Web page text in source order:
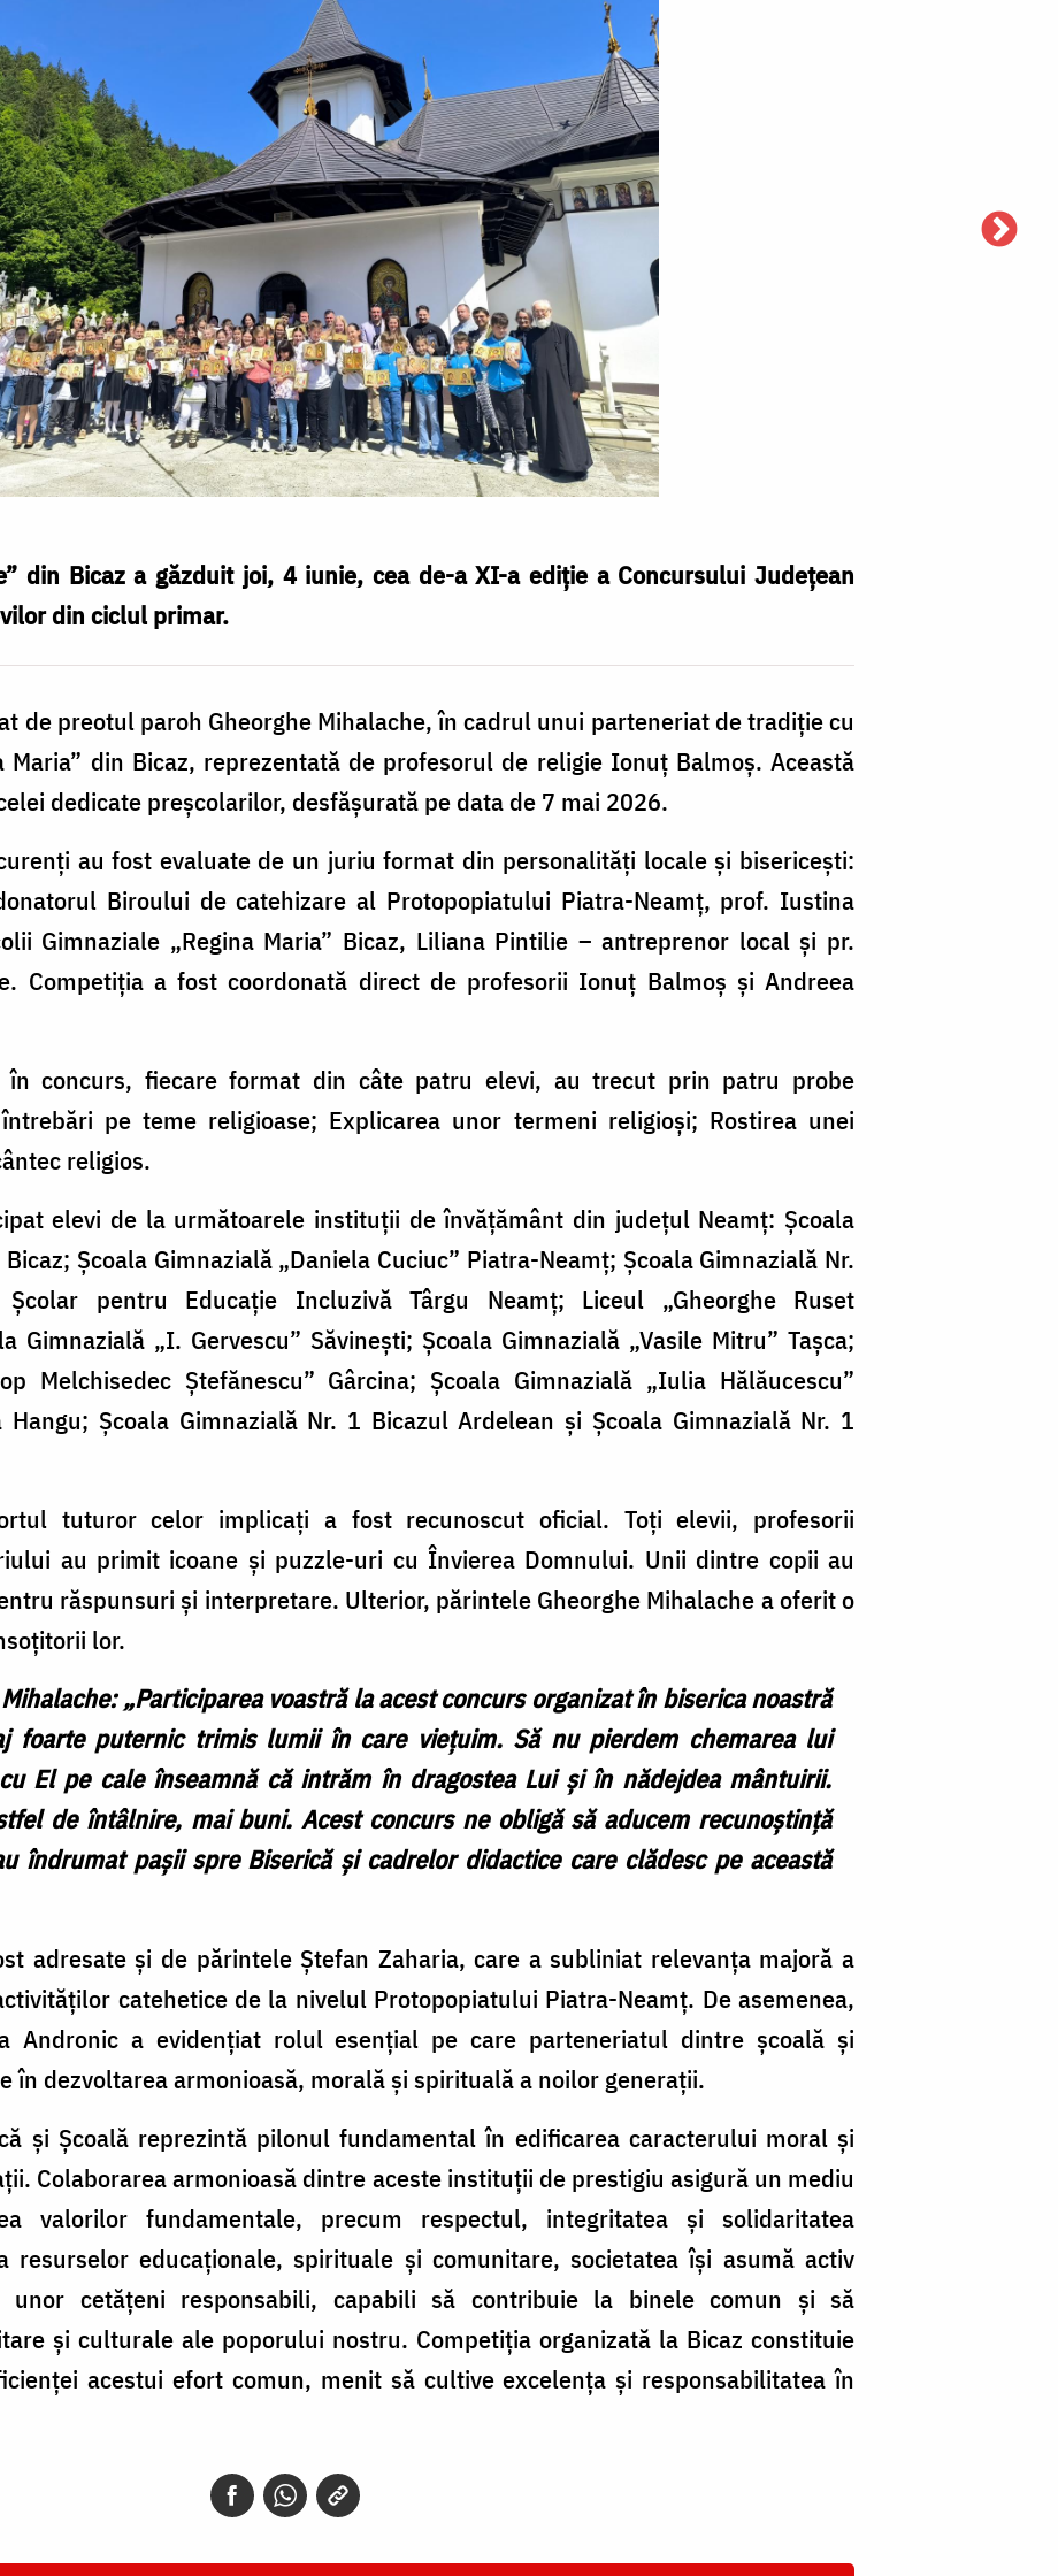
din Bicaz a găzduit joi, 4 iunie, cea de-a XI-a ediție a Concursului Județean
din ciclul primar.
de preotul paroh Gheorghe Mihalache, în cadrul unui parteneriat de tradiție cu
Maria” din Bicaz, reprezentată de profesorul de religie Ionuț Balmoș. Această
dedicate preșcolarilor, desfășurată pe data de 7 mai 2026.
au fost evaluate de un juriu format din personalități locale și bisericești:
Biroului de catehizare al Protopopiatului Piatra-Neamț, prof. Iustina
Gimnaziale „Regina Maria” Bicaz, Liliana Pintilie – antreprenor local și pr.
Competiția a fost coordonată direct de profesorii Ionuț Balmoș și Andreea
în concurs, fiecare format din câte patru elevi, au trecut prin patru probe
pe teme religioase; Explicarea unor termeni religioși; Rostirea unei
religios.
elevi de la următoarele instituții de învățământ din județul Neamț: Școala
Școala Gimnazială „Daniela Cuciuc” Piatra-Neamț; Școala Gimnazială Nr.
pentru Educație Incluzivă Târgu Neamț; Liceul „Gheorghe Ruset
Gimnazială „I. Gervescu” Săvinești; Școala Gimnazială „Vasile Mitru” Tașca;
Melchisedec Ștefănescu” Gârcina; Școala Gimnazială „Iulia Hălăucescu”
Hangu; Școala Gimnazială Nr. 1 Bicazul Ardelean și Școala Gimnazială Nr. 1
tuturor celor implicați a fost recunoscut oficial. Toți elevii, profesorii
au primit icoane și puzzle-uri cu Învierea Domnului. Unii dintre copii au
răspunsuri și interpretare. Ulterior, părintele Gheorghe Mihalache a oferit o
lor.
„Participarea voastră la acest concurs organizat în biserica noastră
foarte puternic trimis lumii în care viețuim. Să nu pierdem chemarea lui
El pe cale înseamnă că intrăm în dragostea Lui și în nădejdea mântuirii.
de întâlnire, mai buni. Acest concurs ne obligă să aducem recunoștință
îndrumat pașii spre Biserică și cadrelor didactice care clădesc pe această
adresate și de părintele Ștefan Zaharia, care a subliniat relevanța majoră a
catehetice de la nivelul Protopopiatului Piatra-Neamț. De asemenea,
Andronic a evidențiat rolul esențial pe care parteneriatul dintre școală și
în dezvoltarea armonioasă, morală și spirituală a noilor generații.
și Școală reprezintă pilonul fundamental în edificarea caracterului moral și
Colaborarea armonioasă dintre aceste instituții de prestigiu asigură un mediu
valorilor fundamentale, precum respectul, integritatea și solidaritatea
resurselor educaționale, spirituale și comunitare, societatea își asumă activ
unor cetățeni responsabili, capabili să contribuie la binele comun și să
și culturale ale poporului nostru. Competiția organizată la Bicaz constituie
acestui efort comun, menit să cultive excelența și responsabilitatea în